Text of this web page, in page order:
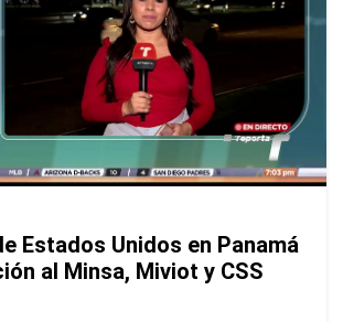
Estados Unidos en Panamá
al Minsa, Miviot y CSS